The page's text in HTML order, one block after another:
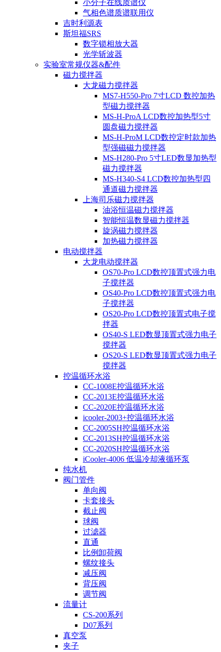
小分子在线质谱仪
气相色谱质谱联用仪
吉时利源表
斯坦福SRS
数字锁相放大器
光学斩波器
实验室常规仪器&配件
磁力搅拌器
大龙磁力搅拌器
MS7-H550-Pro 7寸LCD 数控加热
型磁力搅拌器
MS-H-ProA LCD数控加热型5寸
圆盘磁力搅拌器
MS-H-ProM LCD数控定时款加热
型强磁磁力搅拌器
MS-H280-Pro 5寸LED数显加热型
磁力搅拌器
MS-H340-S4 LCD数控加热型四
通道磁力搅拌器
上海司乐磁力搅拌器
油浴恒温磁力搅拌器
智能恒温数显磁力搅拌器
旋涡磁力搅拌器
加热磁力搅拌器
电动搅拌器
大龙电动搅拌器
OS70-Pro LCD数控顶置式强力电
子搅拌器
OS40-Pro LCD数控顶置式强力电
子搅拌器
OS20-Pro LCD数控顶置式电子搅
拌器
OS40-S LED数显顶置式强力电子
搅拌器
OS20-S LED数显顶置式强力电子
搅拌器
控温循环水浴
CC-1008E控温循环水浴
CC-2013E控温循环水浴
CC-2020E控温循环水浴
icooler-2003+控温循环水浴
CC-2005SH控温循环水浴
CC-2013SH控温循环水浴
CC-2020SH控温循环水浴
iCooler-4006 低温冷却液循环泵
纯水机
阀门管件
单向阀
卡套接头
截止阀
球阀
过滤器
直通
比例卸荷阀
螺纹接头
减压阀
背压阀
调节阀
流量计
CS-200系列
D07系列
真空泵
夹子